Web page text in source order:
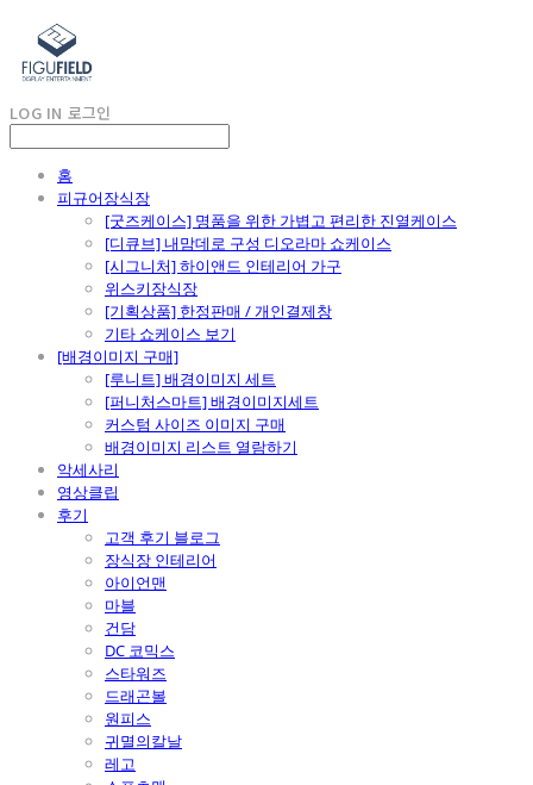
LOG IN 로그인
홈
피규어장식장
[굿즈케이스] 명품을 위한 가볍고 편리한 진열케이스
[디큐브] 내맘데로 구성 디오라마 쇼케이스
[시그니처] 하이앤드 인테리어 가구
위스키장식장
[기획상품] 한정판매 / 개인결제창
기타 쇼케이스 보기
[배경이미지 구매]
[루니트] 배경이미지 세트
[퍼니처스마트] 배경이미지세트
커스텀 사이즈 이미지 구매
배경이미지 리스트 열람하기
악세사리
영상클립
후기
고객 후기 블로그
장식장 인테리어
아이언맨
마블
건담
DC 코믹스
스타워즈
드래곤볼
원피스
귀멸의칼날
레고